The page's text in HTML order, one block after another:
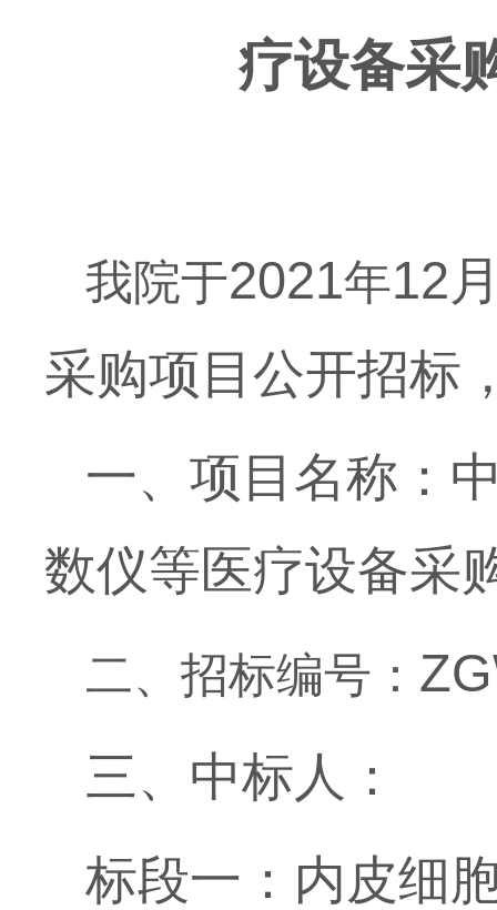
疗设备采
我院于2021年12
采购项目公开招标
一、项目名称：
数仪等医疗设备采
二、招标编号：
三、中标人：
标段一： 内皮细